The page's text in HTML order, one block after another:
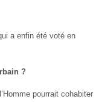
a enfin été voté en
?
pourrait cohabiter